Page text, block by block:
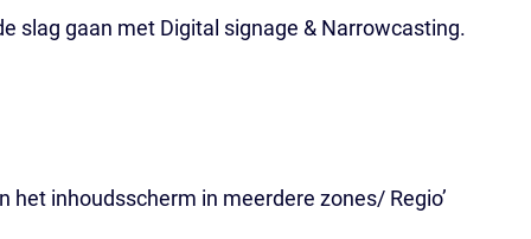
slag gaan met Digital signage & Narrowcasting.
inhoudsscherm in meerdere zones/ Regio’